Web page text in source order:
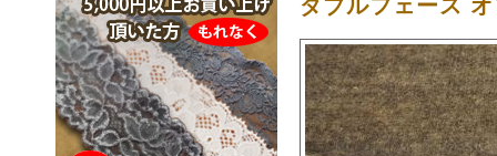
ダブルフェース